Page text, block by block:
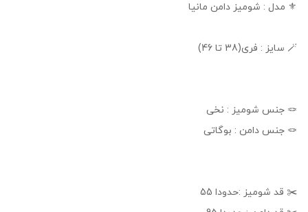
⚜️ مدل : شومیز دامن مانیا
🪄 سایز : فری(38 تا 46)
🪢 جنس شومیز : نخی
🪢 جنس دامن : بوگاتی
✂️ قد شومیز :حدودا 55